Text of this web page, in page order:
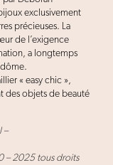
exclusivement
précieuses. La
de l’exigence
a longtemps
« easy chic »,
des objets de beauté
–
– 2025 tous droits